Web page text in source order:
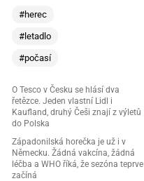
#herec
#letadlo
#počasí
O Tesco v Česku se hlásí dva
řetězce. Jeden vlastní Lidl i
Kaufland, druhý Češi znají z výletů
do Polska
Západonilská horečka je už i v
Německu. Žádná vakcína, žádná
léčba a WHO říká, že sezóna teprve
začíná